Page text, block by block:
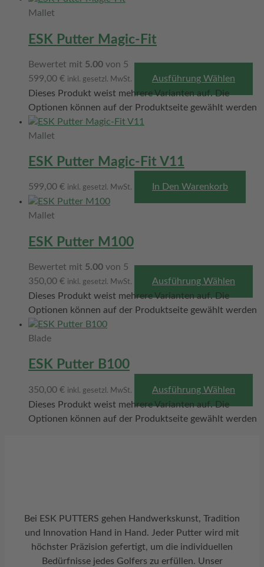
Mallet
ESK Putter Magic-Fit
Bewertet mit 5.00 von 5
599,00 € inkl. gesetzl. MwSt.
Ausführung Wählen
Dieses Produkt weist mehrere Varianten auf. Die
Optionen können auf der Produktseite gewählt werden
Mallet
ESK Putter Magic-Fit V11
599,00 € inkl. gesetzl. MwSt. In Den Warenkorb
Mallet
ESK Putter M100
Bewertet mit 5.00 von 5
350,00 € inkl. gesetzl. MwSt.
Ausführung Wählen
Dieses Produkt weist mehrere Varianten auf. Die
Optionen können auf der Produktseite gewählt werden
Blade
ESK Putter B100
350,00 € inkl. gesetzl. MwSt.
Ausführung Wählen
Dieses Produkt weist mehrere Varianten auf. Die
Optionen können auf der Produktseite gewählt werden
Bei ESK PUTTERS gehen Handwerkskunst, Tradition
und Innovation Hand in Hand. Jeder Putter wird mit
höchster Präzision gefertigt, um die individuellen
Bedürfnisse jedes Golfers zu erfüllen. Unser